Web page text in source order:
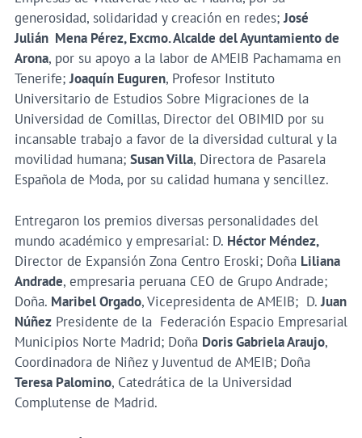
generosidad, solidaridad y creación en redes;José
Julián Mena Pérez, Excmo. Alcalde del Ayuntamiento de
Arona, por su apoyo a la labor de AMEIB Pachamama en
Tenerife;Joaquín Euguren, Profesor Instituto
Universitario de Estudios Sobre Migraciones de la
Universidad de Comillas, Director del OBIMID por su
incansable trabajo a favor de la diversidad cultural y la
movilidad humana; Susan Villa, Directora de Pasarela
Española de Moda, por su calidad humana y sencillez.
Entregaron los premios diversas personalidades del
mundo académico y empresarial: D. Héctor Méndez,
Director de Expansión Zona Centro Eroski; Doña Liliana
Andrade, empresaria peruana CEO de Grupo Andrade;
Doña. Maribel Orgado, Vicepresidenta de AMEIB; D.Juan
NúñezPresidente de la Federación Espacio Empresarial
Municipios Norte Madrid; Doña Doris Gabriela Araujo,
Coordinadora de Niñez y Juventud de AMEIB; Doña
Teresa Palomino, Catedrática de la Universidad
Complutense de Madrid.